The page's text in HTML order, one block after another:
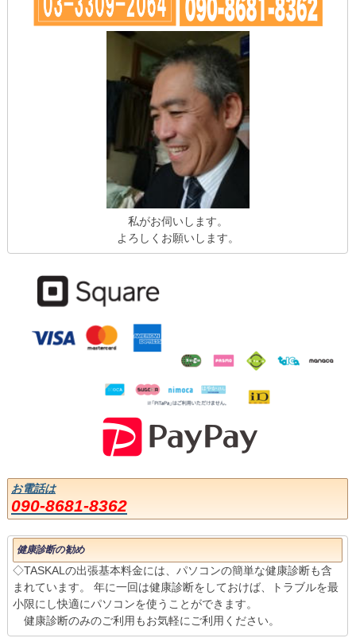
私がお伺いします。
よろしくお願いします。
お電話は
090-8681-8362
健康診断の勧め
◇TASKALの出張基本料金には、パソコンの簡単な健康診断も含
まれています。 年に一回は健康診断をしておけば、トラブルを最
小限にし快適にパソコンを使うことができます。
健康診断のみのご利用もお気軽にご利用ください。